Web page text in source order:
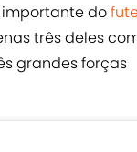
do
três deles
grandes forças